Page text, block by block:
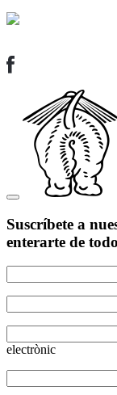
Suscríbete a
enterarte de
electrònic